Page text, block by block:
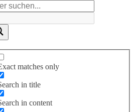
matches only
in title
in content